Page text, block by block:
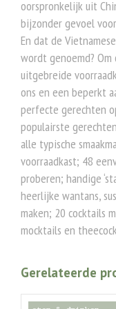
oorspronkelijk uit
bijzonder gevoel
En dat de
wordt genoemd?
uitgebreide
ons en een beperkt
perfecte gerechten
populairste
alle typische
voorraadkast; 48
proberen; handige
heerlijke wantans,
maken; 20 cocktails
mocktails en
Gerelateerde